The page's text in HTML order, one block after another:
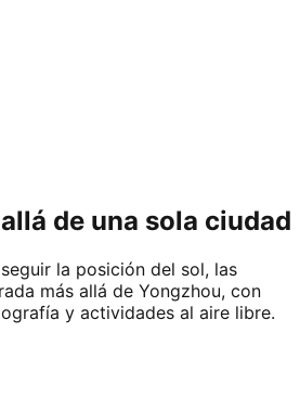
de una sola ciudad
la posición del sol, las
más allá de Yongzhou, con
y actividades al aire libre.